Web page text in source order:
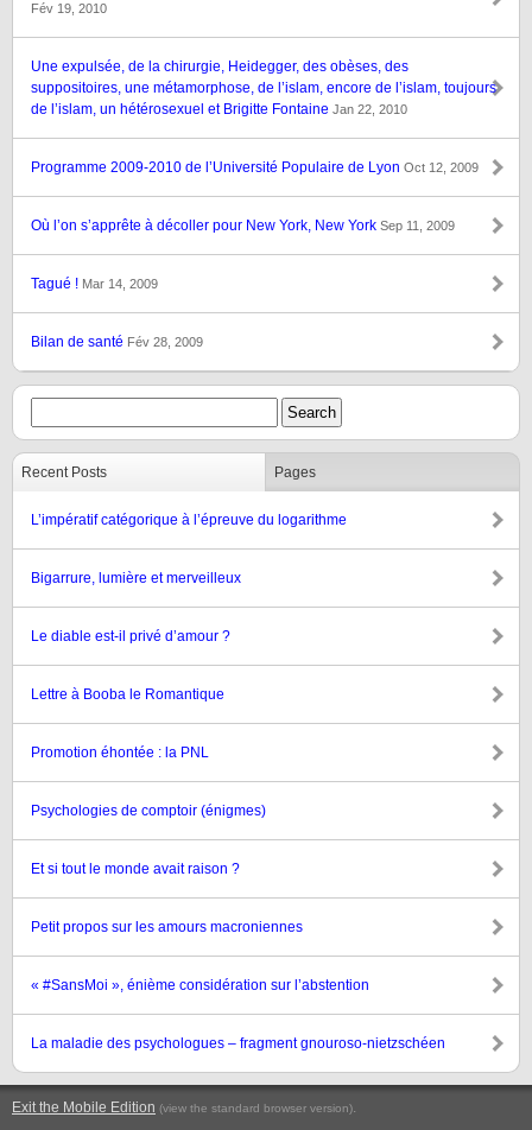
Fév 19, 2010
Une expulsée, de la chirurgie, Heidegger, des obèses, des
suppositoires, une métamorphose, de l’islam, encore de l’islam, toujours
de l’islam, un hétérosexuel et Brigitte Fontaine Jan 22, 2010
Programme 2009-2010 de l’Université Populaire de Lyon Oct 12, 2009
Où l’on s’apprête à décoller pour New York, New York Sep 11, 2009
Tagué ! Mar 14, 2009
Bilan de santé Fév 28, 2009
Recent Posts Pages
L’impératif catégorique à l’épreuve du logarithme
Bigarrure, lumière et merveilleux
Le diable est-il privé d’amour ?
Lettre à Booba le Romantique
Promotion éhontée : la PNL
Psychologies de comptoir (énigmes)
Et si tout le monde avait raison ?
Petit propos sur les amours macroniennes
« #SansMoi », énième considération sur l’abstention
La maladie des psychologues – fragment gnouroso-nietzschéen
Exit the Mobile Edition (view the standard browser version).